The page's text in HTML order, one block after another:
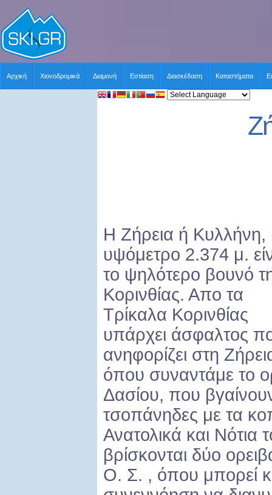
Αρχική Χιονοδρομικά Διαμονή Εστίαση Διασκέδαση Καταστήματα
Η Ζήρεια ή Κυλλήνη,
υψόμετρο 2.374 μ.
το ψηλότερο βουνό
Κορινθίας. Απο τα
Τρίκαλα Κορινθίας
υπάρχει άσφαλτος
ανηφορίζει στη
όπου συναντάμε το
Δασίου, που
τσοπάνηδες με τα
Ανατολικά και Νότια
βρίσκονται δύο
Ο. Σ. , όπου μπορεί